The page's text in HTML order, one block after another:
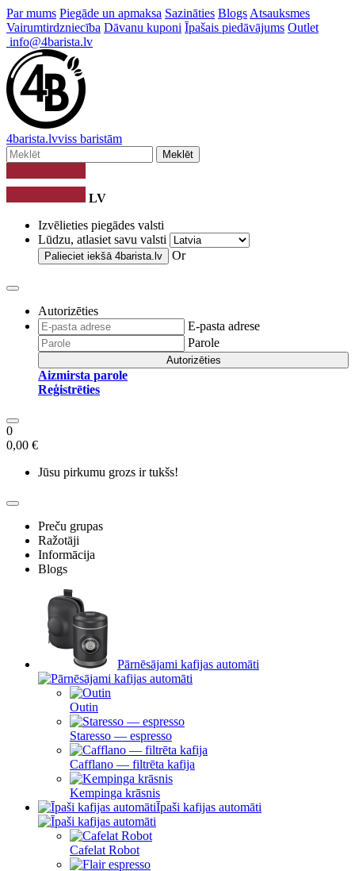
Par mums Piegāde un apmaksa Sazināties Blogs Atsauksmes
Vairumtirdzniecība Dāvanu kuponi Īpašais piedāvājums Outlet
info@4barista.lv
4barista.lvviss baristām
Meklēt
LV
Izvēlieties piegādes valsti
Lūdzu, atlasiet savu valsti
Palieciet iekšā 4barista.lv Or
Autorizēties
E-pasta adrese
Parole
Autorizēties
Aizmirsta parole
Reģistrēties
0
0,00 €
Jūsu pirkumu grozs ir tukšs!
Preču grupas
Ražotāji
Informācija
Blogs
Pārnēsājami kafijas automāti
Outin
Staresso — espresso
Cafflano — filtrēta kafija
Kempinga krāsnis
Īpaši kafijas automāti
Cafelat Robot